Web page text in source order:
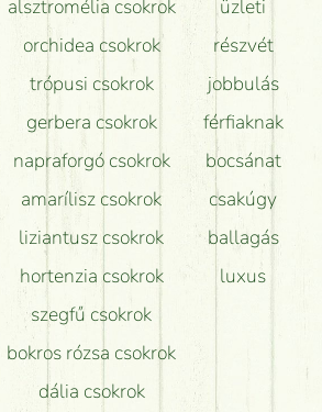
alsztromélia csokrok
orchidea csokrok
trópusi csokrok
gerbera csokrok
napraforgó csokrok
amarílisz csokrok
liziantusz csokrok
hortenzia csokrok
szegfű csokrok
bokros rózsa csokrok
dália csokrok
üzleti
részvét
jobbulás
férfiaknak
bocsánat
csakúgy
ballagás
luxus